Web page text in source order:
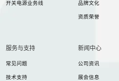
开关电源业务线 品牌文化
资质荣誉
服务与支持
常见问题
技术支持
新闻中心
公司资讯
展会信息